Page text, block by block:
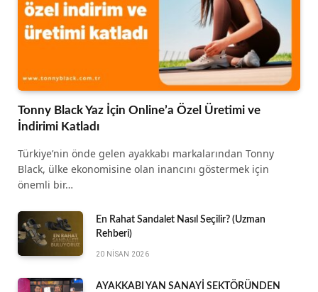
Tonny Black Yaz İçin Online’a Özel Üretimi ve
İndirimi Katladı
Türkiye’nin önde gelen ayakkabı markalarından Tonny
Black, ülke ekonomisine olan inancını göstermek için
önemli bir…
En Rahat Sandalet Nasıl Seçilir? (Uzman
Rehberi)
20 NISAN 2026
AYAKKABI YAN SANAYİ SEKTÖRÜNDEN